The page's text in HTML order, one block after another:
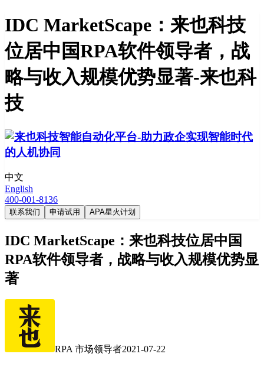
IDC MarketScape：来也科技
位居中国RPA软件领导者，战
略与收入规模优势显著-来也科
技
中文
English
400-001-8136
联系我们 申请试用 APA星火计划
IDC MarketScape：来也科技位居中国
RPA软件领导者，战略与收入规模优势显
著
RPA 市场领导者2021-07-22